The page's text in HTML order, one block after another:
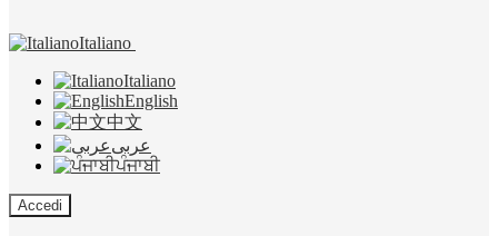
Italiano
Italiano
English
中文
عربى
ਪੰਜਾਬੀ
Accedi